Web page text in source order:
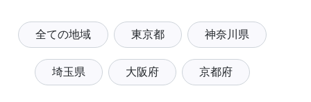
全ての地域 東京都 神奈川県
埼玉県 大阪府 京都府